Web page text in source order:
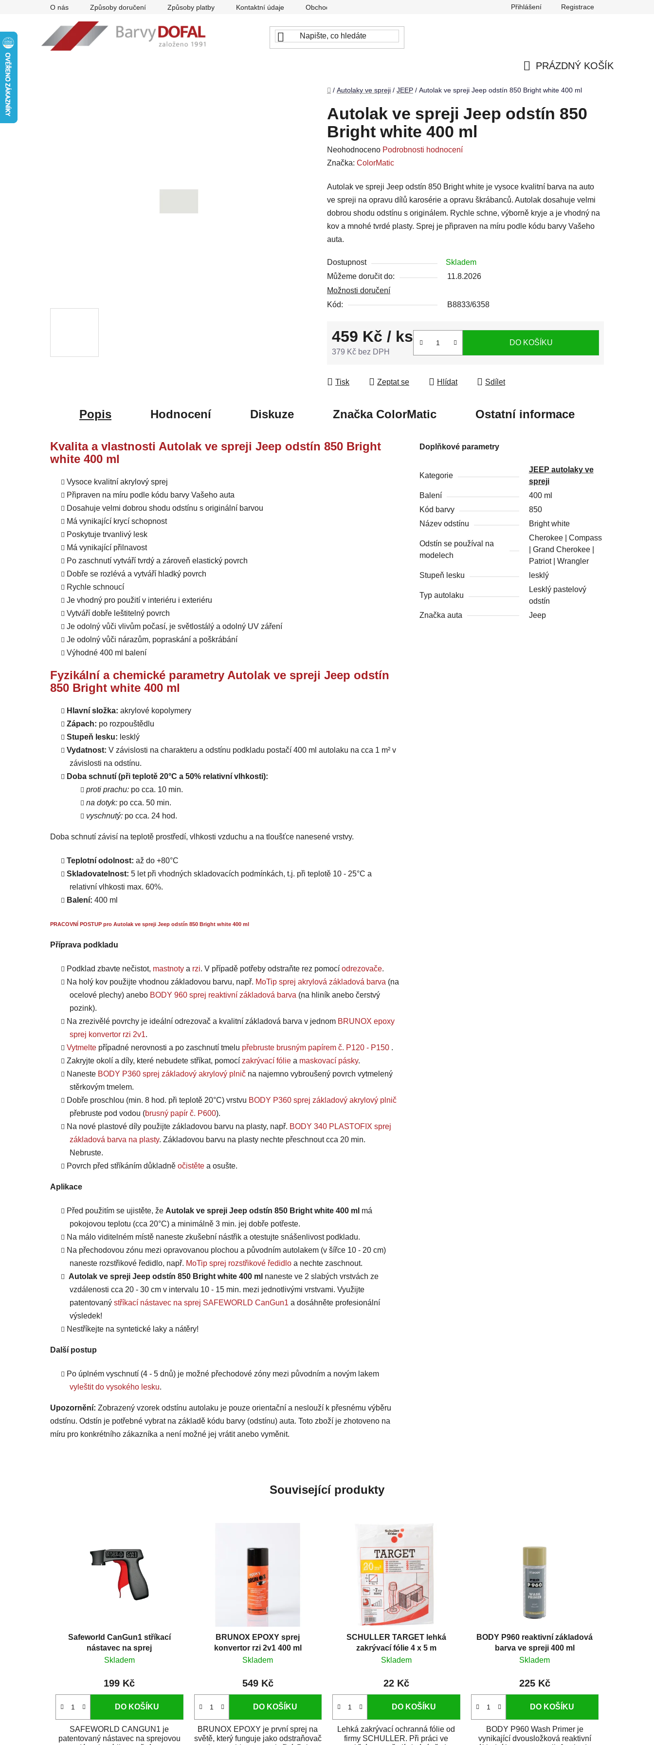
O nás Způsoby doručení Způsoby platby Kontaktní údaje Obchodní podmínky Reklamace Odstoupení od smlouvy
Přihlášení Registrace
PRÁZDNÝ KOŠÍK
Domů
/ Autolaky ve spreji / JEEP / Autolak ve spreji Jeep odstín 850 Bright white 400 ml
Autolak ve spreji Jeep odstín 850
Bright white 400 ml
Průměrné
hodnocení
je
0,0
z
5
hvězdiček.
Neohodnoceno Podrobnosti hodnocení
Značka: ColorMatic
Autolak ve spreji Jeep odstín 850 Bright white je vysoce kvalitní barva na auto
ve spreji na opravu dílů karosérie a opravu škrábanců. Autolak dosahuje velmi
dobrou shodu odstínu s originálem. Rychle schne, výborně kryje a je vhodný na
kov a mnohé tvrdé plasty. Sprej je připraven na míru podle kódu barvy Vašeho
auta.
Dostupnost
Skladem
Můžeme doručit do:
11.8.2026
Možnosti doručení
Kód:
B8833/6358
459 Kč / ks
379 Kč bez DPH
DO KOŠÍKU
Tisk Zeptat se Hlídat Sdílet
Popis Hodnocení Diskuze ZnačkaColorMatic Ostatní informace
Kvalita a vlastnosti Autolak ve spreji Jeep odstín 850 Bright
white 400 ml
Vysoce kvalitní akrylový sprej
Připraven na míru podle kódu barvy Vašeho auta
Dosahuje velmi dobrou shodu odstínu s originální barvou
Má vynikající krycí schopnost
Poskytuje trvanlivý lesk
Má vynikající přilnavost
Po zaschnutí vytváří tvrdý a zároveň elastický povrch
Dobře se rozlévá a vytváří hladký povrch
Rychle schnoucí
Je vhodný pro použití v interiéru i exteriéru
Vytváří dobře leštitelný povrch
Je odolný vůči vlivům počasí, je světlostálý a odolný UV záření
Je odolný vůči nárazům, popraskání a poškrábání
Výhodné 400 ml balení
Fyzikální a chemické parametry Autolak ve spreji Jeep odstín
850 Bright white 400 ml
Hlavní složka: akrylové kopolymery
Zápach: po rozpouštědlu
Stupeň lesku: lesklý
Vydatnost: V závislosti na charakteru a odstínu podkladu postačí 400 ml autolaku na cca 1 m² v
závislosti na odstínu.
Doba schnutí (při teplotě 20°C a 50% relativní vlhkosti):
proti prachu: po cca. 10 min.
na dotyk: po cca. 50 min.
vyschnutý: po cca. 24 hod.
Doba schnutí závisí na teplotě prostředí, vlhkosti vzduchu a na tloušťce nanesené vrstvy.
Teplotní odolnost: až do +80°C
Skladovatelnost: 5 let při vhodných skladovacích podmínkách, t.j. při teplotě 10 - 25°C a
relativní vlhkosti max. 60%.
Balení: 400 ml
PRACOVNÍ POSTUP pro Autolak ve spreji Jeep odstín 850 Bright white 400 ml
Příprava podkladu
Podklad zbavte nečistot, mastnoty a rzi. V případě potřeby odstraňte rez pomocí odrezovače.
Na holý kov použijte vhodnou základovou barvu, např. MoTip sprej akrylová základová barva (na
ocelové plechy) anebo BODY 960 sprej reaktivní základová barva (na hliník anebo čerstvý
pozink).
Na zrezivělé povrchy je ideální odrezovač a kvalitní základová barva v jednom BRUNOX epoxy
sprej konvertor rzi 2v1.
Vytmelte případné nerovnosti a po zaschnutí tmelu přebruste brusným papírem č. P120 - P150 .
Zakryjte okolí a díly, které nebudete stříkat, pomocí zakrývací fólie a maskovací pásky.
Naneste BODY P360 sprej základový akrylový plnič na najemno vybroušený povrch vytmelený
stěrkovým tmelem.
Dobře proschlou (min. 8 hod. při teplotě 20°C) vrstvu BODY P360 sprej základový akrylový plnič
přebruste pod vodou (brusný papír č. P600).
Na nové plastové díly použijte základovou barvu na plasty, např. BODY 340 PLASTOFIX sprej
základová barva na plasty. Základovou barvu na plasty nechte přeschnout cca 20 min.
Nebruste.
Povrch před stříkáním důkladně očistěte a osušte.
Aplikace
Před použitím se ujistěte, že Autolak ve spreji Jeep odstín 850 Bright white 400 ml má
pokojovou teplotu (cca 20°C) a minimálně 3 min. jej dobře potřeste.
Na málo viditelném místě naneste zkušební nástřik a otestujte snášenlivost podkladu.
Na přechodovou zónu mezi opravovanou plochou a původním autolakem (v šířce 10 - 20 cm)
naneste rozstřikové ředidlo, např. MoTip sprej rozstřikové ředidlo a nechte zaschnout.
Autolak ve spreji Jeep odstín 850 Bright white 400 ml naneste ve 2 slabých vrstvách ze
vzdálenosti cca 20 - 30 cm v intervalu 10 - 15 min. mezi jednotlivými vrstvami. Využijte
patentovaný stříkací nástavec na sprej SAFEWORLD CanGun1 a dosáhněte profesionální
výsledek!
Nestříkejte na syntetické laky a nátěry!
Další postup
Po úplném vyschnutí (4 - 5 dnů) je možné přechodové zóny mezi původním a novým lakem
vyleštit do vysokého lesku.
Upozornění: Zobrazený vzorek odstínu autolaku je pouze orientační a neslouží k přesnému výběru
odstínu. Odstín je potřebné vybrat na základě kódu barvy (odstínu) auta. Toto zboží je zhotoveno na
míru pro konkrétního zákazníka a není možné jej vrátit anebo vyměnit.
Doplňkové parametry
Kategorie
JEEP autolaky ve
spreji
Balení
400 ml
Kód barvy
850
Název odstínu
Bright white
Odstín se používal na
modelech
Cherokee | Compass
| Grand Cherokee |
Patriot | Wrangler
Stupeň lesku
lesklý
Typ autolaku
Lesklý pastelový
odstín
Značka auta
Jeep
Související produkty
Safeworld CanGun1 stříkací
nástavec na sprej
Skladem
199 Kč
DO KOŠÍKU
SAFEWORLD CANGUN1 je
patentovaný nástavec na sprejovou
BRUNOX EPOXY sprej
konvertor rzi 2v1 400 ml
Skladem
549 Kč
DO KOŠÍKU
BRUNOX EPOXY je první sprej na
světě, který funguje jako odstraňovač
SCHULLER TARGET lehká
zakrývací fólie 4 x 5 m
Skladem
22 Kč
DO KOŠÍKU
Lehká zakrývací ochranná fólie od
firmy SCHULLER. Při práci ve
BODY P960 reaktivní základová
barva ve spreji 400 ml
Skladem
225 Kč
DO KOŠÍKU
BODY P960 Wash Primer je
vynikající dvousložková reaktivní